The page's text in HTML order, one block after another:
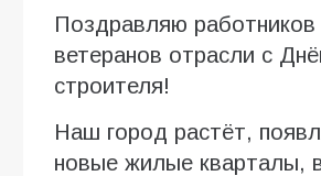
Поздравляю работников
ветеранов отрасли с
строителя!
Наш город растёт,
новые жилые кварталы,